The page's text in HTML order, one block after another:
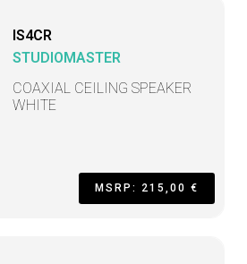
IS4CR
STUDIOMASTER
COAXIAL CEILING SPEAKER
WHITE
MSRP: 215,00 €